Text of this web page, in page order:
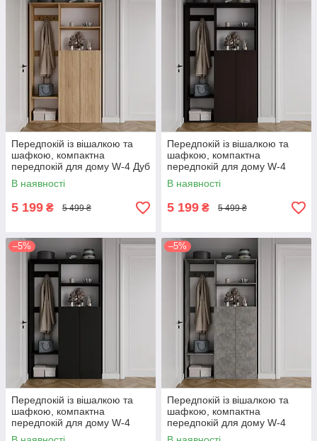
Передпокій із вішалкою та
шафкою, компактна
передпокій для дому W-4 Дуб
сонома
В наявності
5 199 ₴ 5 499 ₴
Передпокій із вішалкою та
шафкою, компактна
передпокій для дому W-4
Венге Темний
В наявності
5 199 ₴ 5 499 ₴
–5%
Передпокій із вішалкою та
шафкою, компактна
передпокій для дому W-4
Антрацит
–5%
Передпокій із вішалкою та
шафкою, компактна
передпокій для дому W-4
Бетон